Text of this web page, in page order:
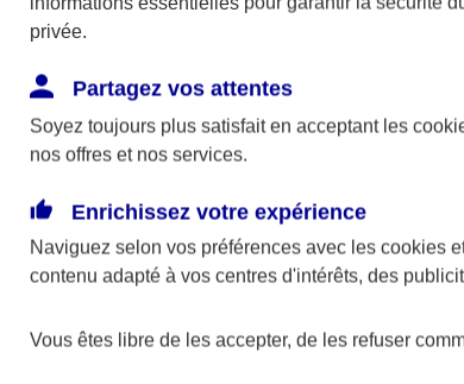
privée.
Partagez vos attentes
Soyez toujours plus satisfait en acceptant les
nos offres et nos services.
Enrichissez votre expérience
Naviguez selon vos préférences avec les cookies
contenu adapté à vos centres d'intérêts, des
Vous êtes libre de les accepter, de les refuser